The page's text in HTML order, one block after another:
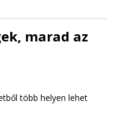
marad az
több helyen lehet